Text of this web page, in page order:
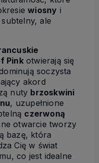
wiosny i
ale
Pinkotwierają się
soczysta
akord
nuty brzoskwini
, uzupełnione
czerwoną
otwarcie tworzy
bazę, która
Cię w świat
co jest idealne